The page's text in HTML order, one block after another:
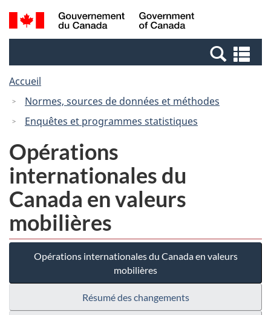
Passer
au
Passer
à
Canada
Recherche
et
et
Accueil
Normes, sources de données et méthodes
Enquêtes et programmes statistiques
Opérations
internationales du
Canada en valeurs
mobilières
Opérations internationales du Canada en valeurs
mobilières
Résumé des changements